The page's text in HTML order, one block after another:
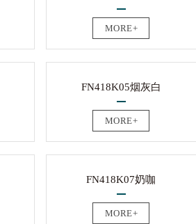
MORE+
FN418K05烟灰白
MORE+
FN418K07奶咖
MORE+